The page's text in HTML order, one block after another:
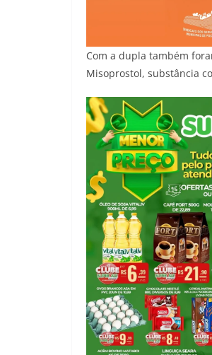
Com a dupla também
Misoprostol, substância